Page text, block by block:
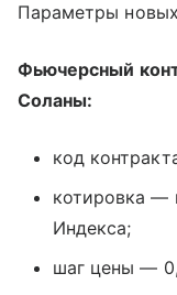
Параметры
Фьючерсный
Соланы:
код
котировка —
Индекса;
шаг цены —